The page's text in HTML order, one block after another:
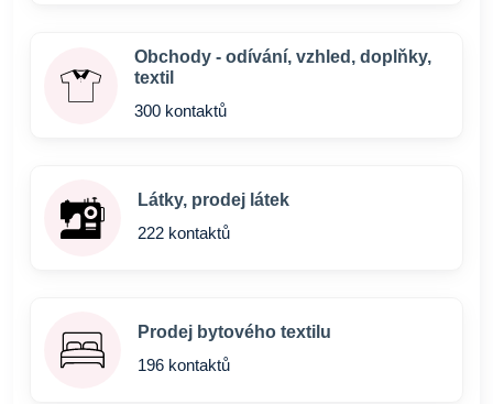
Obchody - odívání, vzhled, doplňky,
textil
300 kontaktů
Látky, prodej látek
222 kontaktů
Prodej bytového textilu
196 kontaktů